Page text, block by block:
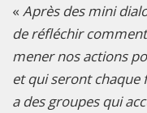
« Après des mini
de réfléchir
mener nos actions
et qui seront chaque
a des groupes qui